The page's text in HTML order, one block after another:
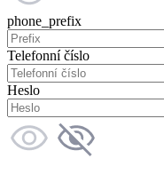
phone_prefix
Telefonní číslo
Heslo